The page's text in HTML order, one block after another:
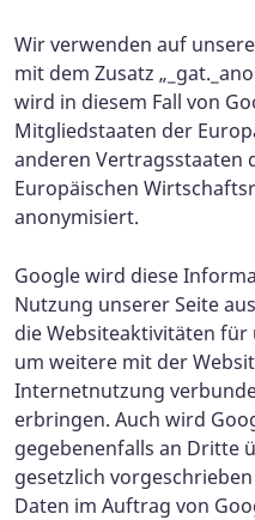
Wir verwenden auf
mit dem Zusatz
wird in diesem Fall von
Mitgliedstaaten der
anderen Vertragsstaaten
Europäischen
anonymisiert.
Google wird diese
Nutzung unserer Seite
die Websiteaktivitäten
um weitere mit der
Internetnutzung
erbringen. Auch wird
gegebenenfalls an Dritte
gesetzlich
Daten im Auftrag von